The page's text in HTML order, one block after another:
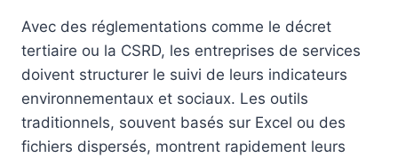
Avec des réglementations comme le décret
tertiaire ou la CSRD, les entreprises de services
doivent structurer le suivi de leurs indicateurs
environnementaux et sociaux. Les outils
traditionnels, souvent basés sur Excel ou des
fichiers dispersés, montrent rapidement leurs